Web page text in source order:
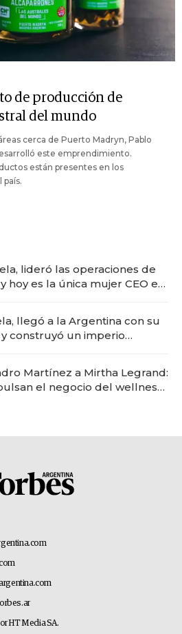
de producción de
del mundo
cerca de Puerto Madryn, Pablo
este emprendimiento.
están presentes en los
país.
lideró las operaciones de
hoy es la única mujer CEO en
llegó a la Argentina con su
construyó un imperio
Martínez a Mirtha Legrand:
el negocio del wellness
HT Media SA.